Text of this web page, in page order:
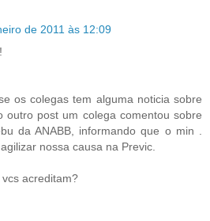
de 2011 às 12:09
os colegas tem alguma noticia sobre
outro post um colega comentou sobre
da ANABB, informando que o min .
nossa causa na Previc.
acreditam?